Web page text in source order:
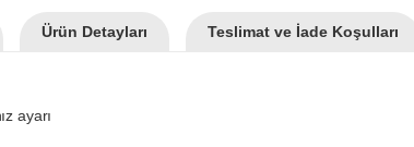
Ürün Detayları Teslimat ve İade Koşulları
ayarı